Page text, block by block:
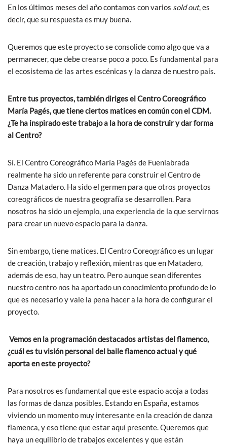
En los últimos meses del año contamos con varios sold out, es
decir, que su respuesta es muy buena.
Queremos que este proyecto se consolide como algo que va a
permanecer, que debe crearse poco a poco. Es fundamental para
el ecosistema de las artes escénicas y la danza de nuestro país.
Entre tus proyectos, también diriges el Centro Coreográfico
María Pagés, que tiene ciertos matices en común con el CDM.
¿Te ha inspirado este trabajo a la hora de construir y dar forma
al Centro?
Sí. El Centro Coreográfico María Pagés de Fuenlabrada
realmente ha sido un referente para construir el Centro de
Danza Matadero. Ha sido el germen para que otros proyectos
coreográficos de nuestra geografía se desarrollen. Para
nosotros ha sido un ejemplo, una experiencia de la que servirnos
para crear un nuevo espacio para la danza.
Sin embargo, tiene matices. El Centro Coreográfico es un lugar
de creación, trabajo y reflexión, mientras que en Matadero,
además de eso, hay un teatro. Pero aunque sean diferentes
nuestro centro nos ha aportado un conocimiento profundo de lo
que es necesario y vale la pena hacer a la hora de configurar el
proyecto.
Vemos en la programación destacados artistas del flamenco,
¿cuál es tu visión personal del baile flamenco actual y qué
aporta en este proyecto?
Para nosotros es fundamental que este espacio acoja a todas
las formas de danza posibles. Estando en España, estamos
viviendo un momento muy interesante en la creación de danza
flamenca, y eso tiene que estar aquí presente. Queremos que
haya un equilibrio de trabajos excelentes y que están